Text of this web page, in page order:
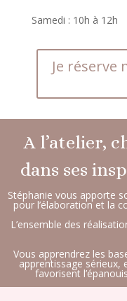
Samedi : 10h à 12h
Je réserve
A l’atelier,
dans ses
Stéphanie vous apporte
pour l’élaboration et la
L’ensemble des
Vous apprendrez les
apprentissage sérieux,
favorisent